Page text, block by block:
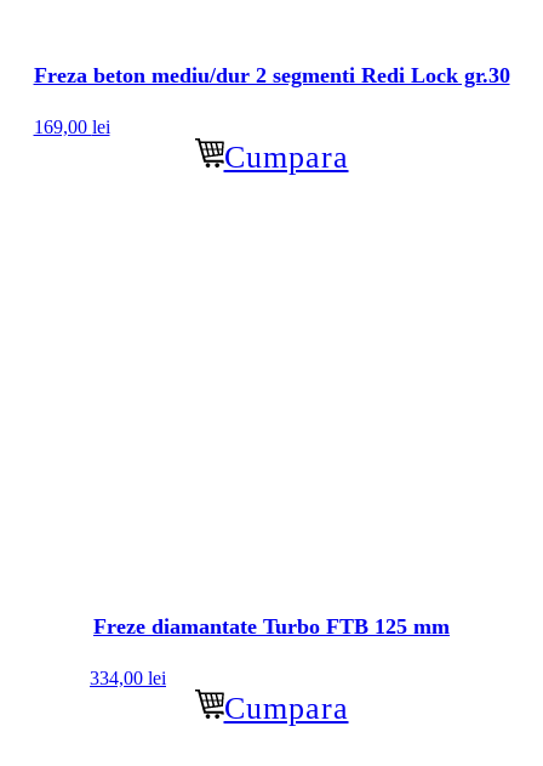
Freza beton mediu/dur 2 segmenti Redi Lock gr.30
169,00 lei
Cumpara
Freze diamantate Turbo FTB 125 mm
334,00 lei
Cumpara